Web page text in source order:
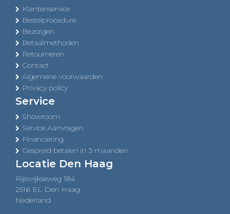
Klantenservice
Bestelprocedure
Bezorgen
Betaalmethoden
Retourneren
Contact
Algemene voorwaarden
Privacy policy
Service
Showroom
Service Aanvragen
Financiering
Gespreid betalen in 3 maanden
Locatie Den Haag
Rijswijkseweg 184
2516 EL Den Haag
Nederland